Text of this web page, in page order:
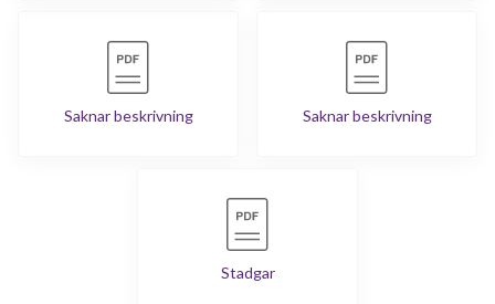
Saknar beskrivning Saknar beskrivning
Stadgar